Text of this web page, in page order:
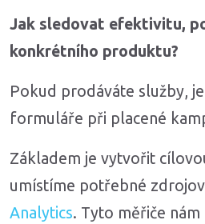
Jak sledovat efektivitu,
konkrétního produktu?
Pokud prodáváte služby,
formuláře při placené
Základem je vytvořit
umístíme potřebné
Analytics. Tyto měřiče